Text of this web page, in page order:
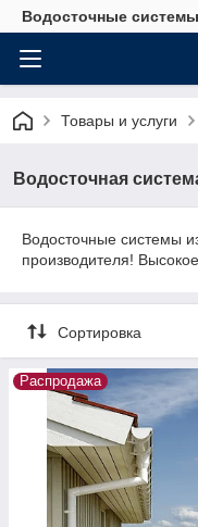
Водосточные
Товары и услуги
Водосточная
Водосточные системы
производителя!
Сортировка
Распродажа